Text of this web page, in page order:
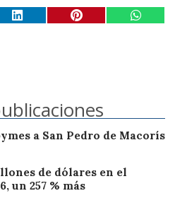
a San Pedro de Macorís
de dólares en el
un 257 % más